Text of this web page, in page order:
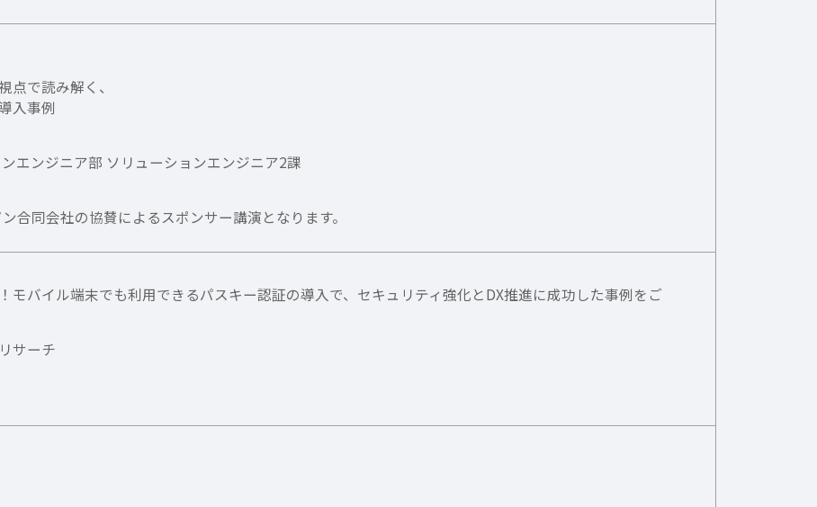
点で読み解く、
入事例
エンジニア部 ソリューションエンジニア2課
合同会社の協賛によるスポンサー講演となります。
モバイル端末でも利用できるパスキー認証の導入で、セキュリティ強化とDX推進に成功した事例をご
サーチ